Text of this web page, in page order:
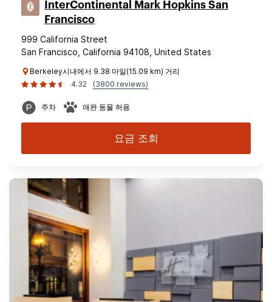
InterContinental Mark Hopkins San
Francisco
999 California Street
San Francisco, California 94108, United States
Berkeley시내에서 9.38 마일(15.09 km) 거리
4.32
(3800 reviews)
주차 애완 동물 허용
요금 조회